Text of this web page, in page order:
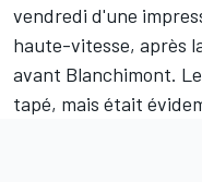
vendredi d'une
haute-vitesse, après
avant Blanchimont.
tapé, mais était